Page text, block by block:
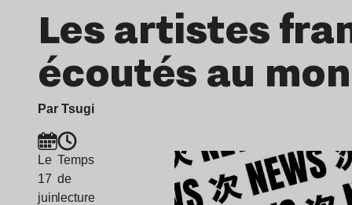
Les artistes
écoutés au
Par Tsugi
Le
17
juin
Temps
de
lecture